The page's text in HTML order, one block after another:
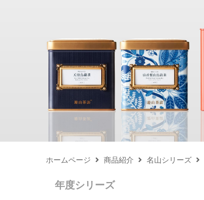
ホームページ 商品紹介 名山シリーズ
年度シリーズ